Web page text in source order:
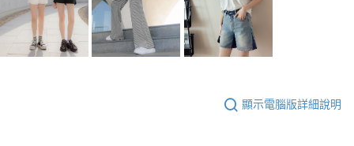
顯示電腦版詳細說明